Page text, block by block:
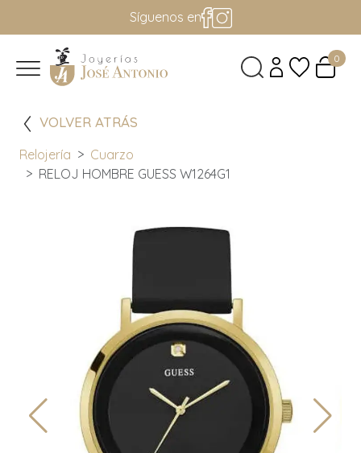
Síguenos en
0
VOLVER ATRÁS
Relojería
Cuarzo
RELOJ HOMBRE GUESS W1264G1